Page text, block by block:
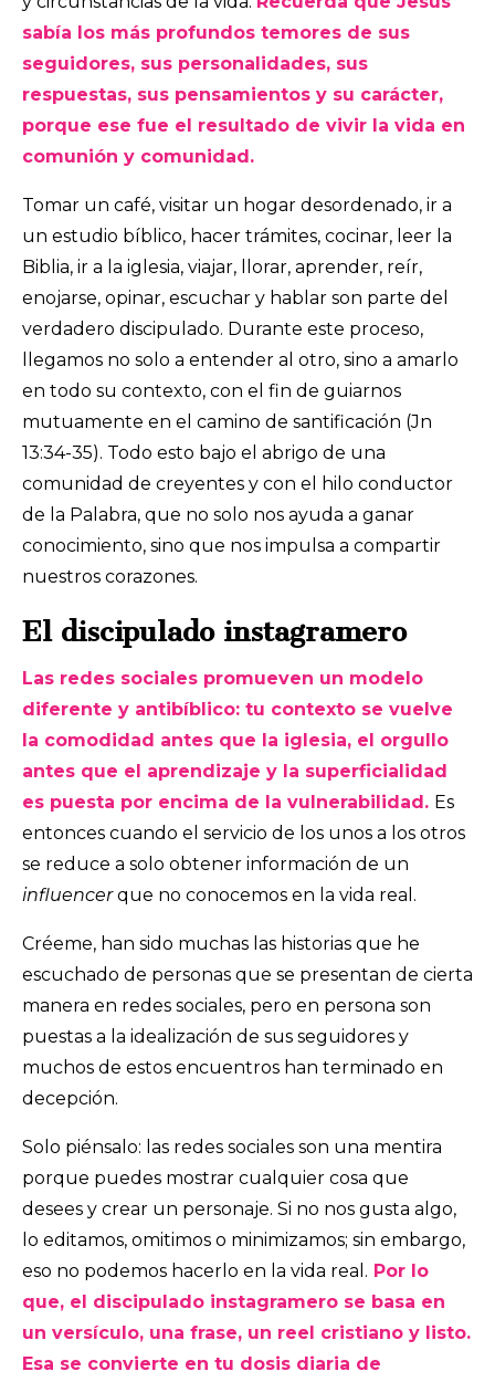
sabía los más profundos temores de sus
seguidores, sus personalidades, sus
respuestas, sus pensamientos y su carácter,
porque ese fue el resultado de vivir la vida en
comunión y comunidad.
Tomar un café, visitar un hogar desordenado, ir a
un estudio bíblico, hacer trámites, cocinar, leer la
Biblia, ir a la iglesia, viajar, llorar, aprender, reír,
enojarse, opinar, escuchar y hablar son parte del
verdadero discipulado. Durante este proceso,
llegamos no solo a entender al otro, sino a amarlo
en todo su contexto, con el fin de guiarnos
mutuamente en el camino de santificación (Jn
13:34-35). Todo esto bajo el abrigo de una
comunidad de creyentes y con el hilo conductor
de la Palabra, que no solo nos ayuda a ganar
conocimiento, sino que nos impulsa a compartir
nuestros corazones.
El discipulado instagramero
Las redes sociales promueven un modelo
diferente y antibíblico: tu contexto se vuelve
la comodidad antes que la iglesia, el orgullo
antes que el aprendizaje y la superficialidad
es puesta por encima de la vulnerabilidad. Es
entonces cuando el servicio de los unos a los otros
se reduce a solo obtener información de un
influencerque no conocemos en la vida real.
Créeme, han sido muchas las historias que he
escuchado de personas que se presentan de cierta
manera en redes sociales, pero en persona son
puestas a la idealización de sus seguidores y
muchos de estos encuentros han terminado en
decepción.
Solo piénsalo: las redes sociales son una mentira
porque puedes mostrar cualquier cosa que
desees y crear un personaje. Si no nos gusta algo,
lo editamos, omitimos o minimizamos; sin embargo,
eso no podemos hacerlo en la vida real. Por lo
que, el discipulado instagramero se basa en
un versículo, una frase, un reel cristiano y listo.
Esa se convierte en tu dosis diaria de